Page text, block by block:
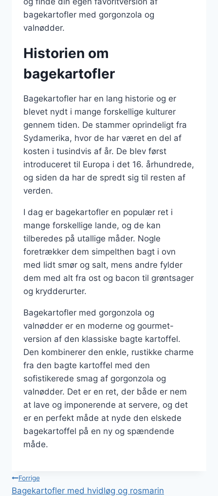
bagekartofler med gorgonzola og
valnødder.
Historien om
bagekartofler
Bagekartofler har en lang historie og er
blevet nydt i mange forskellige kulturer
gennem tiden. De stammer oprindeligt fra
Sydamerika, hvor de har været en del af
kosten i tusindvis af år. De blev først
introduceret til Europa i det 16. århundrede,
og siden da har de spredt sig til resten af
verden.
I dag er bagekartofler en populær ret i
mange forskellige lande, og de kan
tilberedes på utallige måder. Nogle
foretrækker dem simpelthen bagt i ovn
med lidt smør og salt, mens andre fylder
dem med alt fra ost og bacon til grøntsager
og krydderurter.
Bagekartofler med gorgonzola og
valnødder er en moderne og gourmet-
version af den klassiske bagte kartoffel.
Den kombinerer den enkle, rustikke charme
fra den bagte kartoffel med den
sofistikerede smag af gorgonzola og
valnødder. Det er en ret, der både er nem
at lave og imponerende at servere, og det
er en perfekt måde at nyde den elskede
bagekartoffel på en ny og spændende
måde.
Indlægsnavigation
Forrige
Bagekartofler med hvidløg og rosmarin